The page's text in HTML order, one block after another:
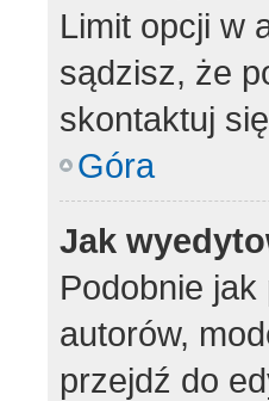
Limit opcji w
sądzisz, że
skontaktuj
Góra
Jak
Podobnie
autorów,
przejdź do